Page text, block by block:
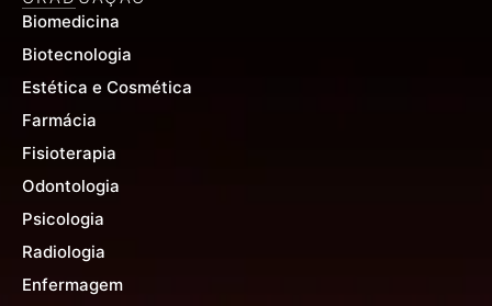
Biomedicina
Biotecnologia
Estética e Cosmética
Farmácia
Fisioterapia
Odontologia
Psicologia
Radiologia
Enfermagem